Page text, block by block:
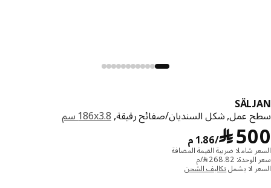
عمل, شكل السنديان/صفائح رقيقة,‎186x3.8 سم‏
﷼/1.86 م ﷼ 500/1.86 م
شاملا ضريبة القيمة المضافة
‭268.82‬ ﷼/م
لا يشملتكاليف الشحن